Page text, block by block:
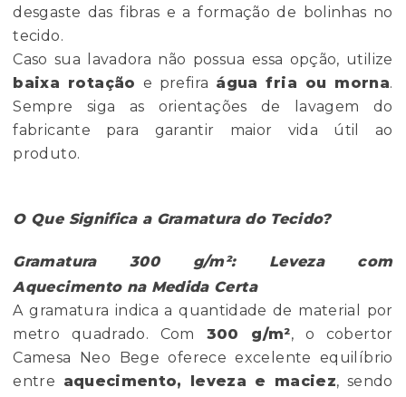
desgaste das fibras e a formação de bolinhas no
tecido.
Caso sua lavadora não possua essa opção, utilize
baixa rotação e prefira água fria ou morna.
Sempre siga as orientações de lavagem do
fabricante para garantir maior vida útil ao
produto.
O Que Significa a Gramatura do Tecido?
Gramatura 300 g/m²: Leveza com
Aquecimento na Medida Certa
A gramatura indica a quantidade de material por
metro quadrado. Com 300 g/m², o cobertor
Camesa Neo Bege oferece excelente equilíbrio
entre aquecimento, leveza e maciez, sendo